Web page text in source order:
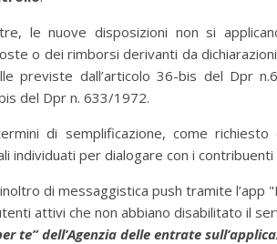
le nuove disposizioni non si
o dei rimborsi derivanti da
previste dall’articolo 36-bis del Dpr
del Dpr n. 633/1972.
di semplificazione, come richiesto
individuati per dialogare con i contribuenti
di messaggistica push tramite l’app
attivi che non abbiano disabilitato il
te” dell’Agenzia delle entrate